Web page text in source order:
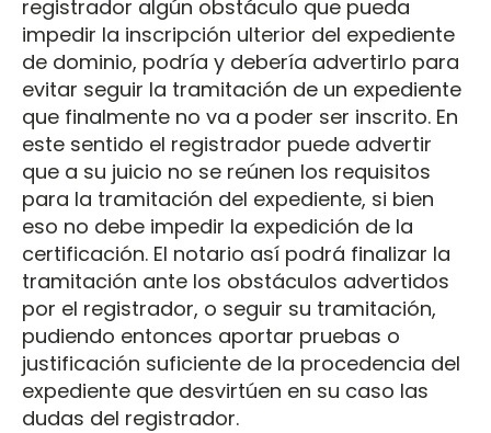
registrador algún obstáculo que pueda
impedir la inscripción ulterior del expediente
de dominio, podría y debería advertirlo para
evitar seguir la tramitación de un expediente
que finalmente no va a poder ser inscrito. En
este sentido el registrador puede advertir
que a su juicio no se reúnen los requisitos
para la tramitación del expediente, si bien
eso no debe impedir la expedición de la
certificación. El notario así podrá finalizar la
tramitación ante los obstáculos advertidos
por el registrador, o seguir su tramitación,
pudiendo entonces aportar pruebas o
justificación suficiente de la procedencia del
expediente que desvirtúen en su caso las
dudas del registrador.